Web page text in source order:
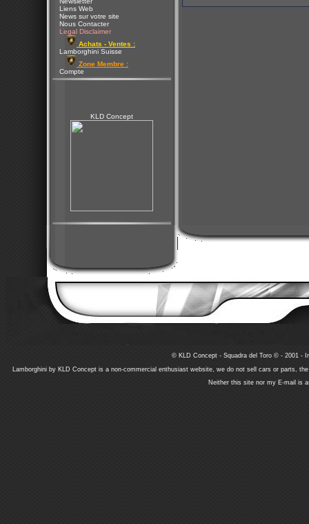
Liens Web
News sur votre site
Nous Contacter
Legal Disclaimer
Achats - Ventes :
Lamborghini Suisse
Zone Membre :
Compte
KLD Concept
© KLD Concept - Squadra del Toro © - 2001 -
Lamborghini by KLD Concept is a non-commercial enthusiast website, we do not sell cars or parts,
Neither this site nor my E-mail is